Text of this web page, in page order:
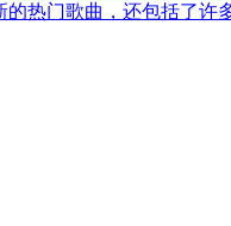
热门歌曲，还包括了